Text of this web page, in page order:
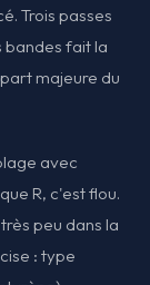
Trois passes
bandes fait la
majeure du
avec
R, c'est flou.
peu dans la
: type